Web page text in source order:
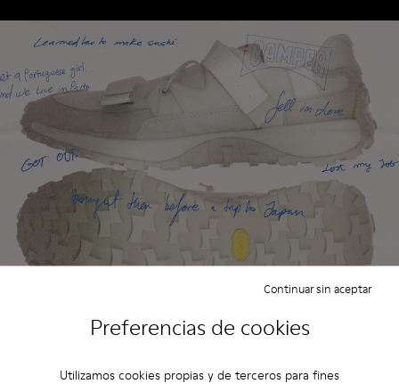
Preferencias de cookies
Utilizamos cookies propias y de terceros para fines
Continuar sin aceptar